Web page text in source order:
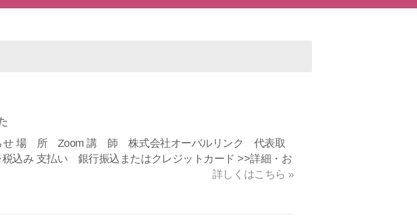
らせ 場 所 Zoom 講 師 株式会社オーバルリンク 代表取
み 支払い 銀行振込またはクレジットカード >>詳細・お
詳しくはこちら »